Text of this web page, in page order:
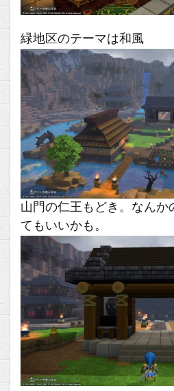
緑地区のテーマは和風
山門の仁王もどき。なんか
てもいいかも。